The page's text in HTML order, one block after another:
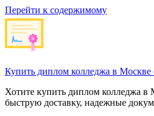
Перейти к содержимому
Купить диплом колледжа в Москве
Хотите купить диплом колледжа
быструю доставку, надежные